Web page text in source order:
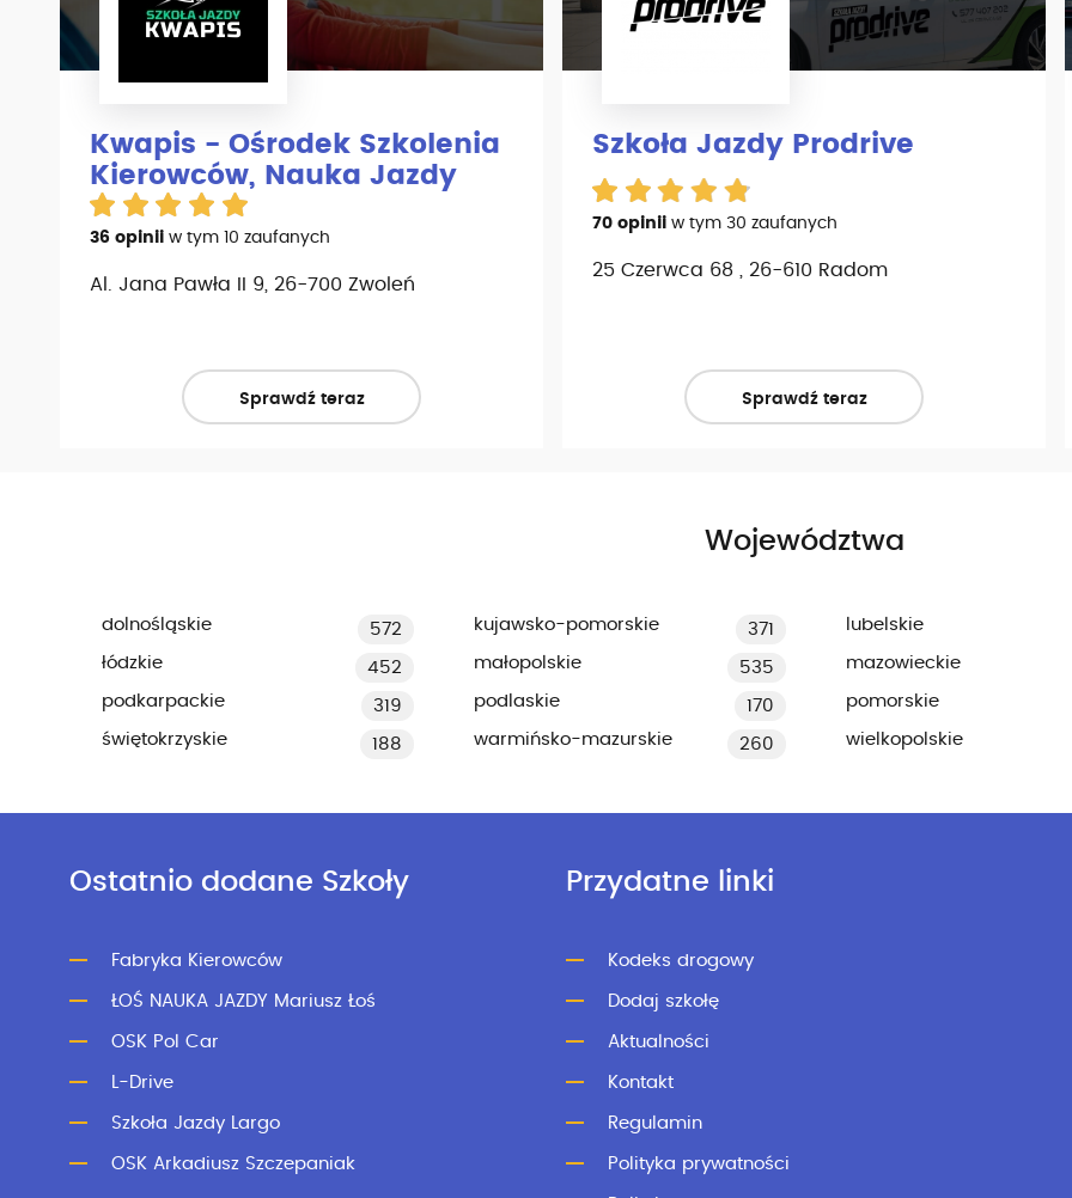
Kwapis - Ośrodek Szkolenia
Kierowców, Nauka Jazdy
36 opinii w tym 10 zaufanych
Al. Jana Pawła II 9, 26-700 Zwoleń
Sprawdź teraz
Szkoła Jazdy Prodrive
70 opinii w tym 30 zaufanych
25 Czerwca 68 , 26-610 Radom
Sprawdź teraz
Województwa
dolnośląskie 572 kujawsko-pomorskie 371 lubelskie
łódzkie 452 małopolskie 535 mazowieckie
podkarpackie 319 podlaskie 170 pomorskie
świętokrzyskie 188 warmińsko-mazurskie 260 wielkopolskie
Ostatnio dodane Szkoły
Fabryka Kierowców
ŁOŚ NAUKA JAZDY Mariusz Łoś
OSK Pol Car
L-Drive
Szkoła Jazdy Largo
OSK Arkadiusz Szczepaniak
Przydatne linki
Kodeks drogowy
Dodaj szkołę
Aktualności
Kontakt
Regulamin
Polityka prywatności